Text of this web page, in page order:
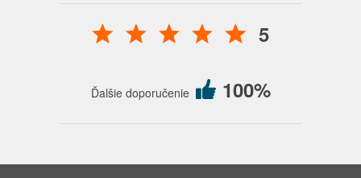
5
Ďalšie doporučenie 100%